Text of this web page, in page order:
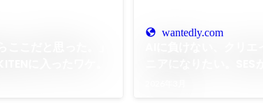
wantedly.com